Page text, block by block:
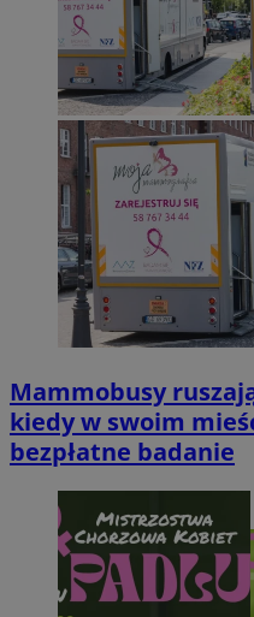
Mammobusy
kiedy w swoim
bezpłatne badanie